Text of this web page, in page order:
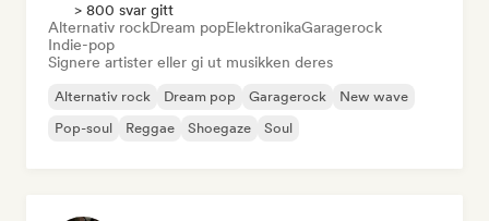
> 800 svar gitt
Alternativ rockDream popElektronikaGaragerock
Indie-pop
Signere artister eller gi ut musikken deres
Alternativ rock Dream pop Garagerock
New wave
Pop-soul
Reggae Shoegaze Soul